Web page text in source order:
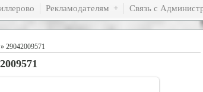
Рекламодателям Связь с
» 29042009571